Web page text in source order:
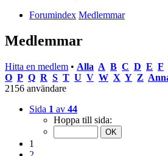
Forumindex Medlemmar
Medlemmar
Hitta en medlem • Alla A B C D E F
O P Q R S T U V W X Y Z
2156 användare
Sida 1 av 44
Hoppa till sida:
1